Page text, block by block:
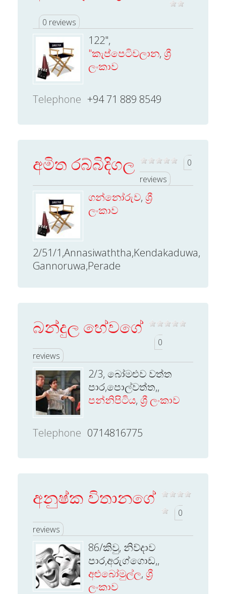
0 reviews
122",
"කැප්පෙටිවලාන, ශ්‍රී
ලංකාව
Telephone +94 71 889 8549
අමිත රබ්බිදිගල
0
reviews
ගන්නෝරුව, ශ්‍රී
ලංකාව
2/51/1,Annasiwaththa,Kendakaduwa,
Gannoruwa,Perade
බන්දුල හේවගේ
0
reviews
2/3, බෝමළුව වත්ත
පාර,පොල්වත්ත,,
පන්නිපිටිය, ශ්‍රී ලංකාව
Telephone 0714816775
අනුෂ්ක විතානගේ
0
reviews
86/කිවු, නිව්දාව
පාර,අරුග්ගොඩ,,
අළුබෝමුල්ල, ශ්‍රී
ලංකාව